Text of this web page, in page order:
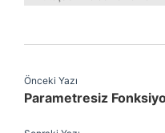
Önceki Yazı
Parametresiz